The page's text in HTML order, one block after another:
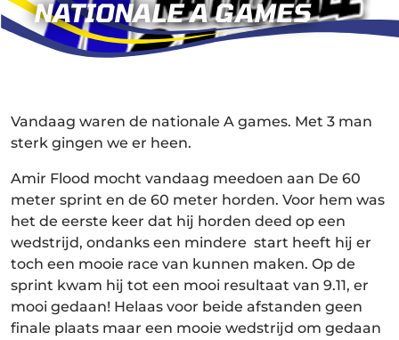
NATIONALE A GAMES
Vandaag waren de nationale A games. Met 3 man
sterk gingen we er heen.
Amir Flood mocht vandaag meedoen aan De 60
meter sprint en de 60 meter horden. Voor hem was
het de eerste keer dat hij horden deed op een
wedstrijd, ondanks een mindere start heeft hij er
toch een mooie race van kunnen maken. Op de
sprint kwam hij tot een mooi resultaat van 9.11, er
mooi gedaan! Helaas voor beide afstanden geen
finale plaats maar een mooie wedstrijd om gedaan